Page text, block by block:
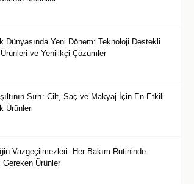
Dünyasında Yeni Dönem: Teknoloji Destekli
Ürünleri ve Yenilikçi Çözümler
Sırrı: Cilt, Saç ve Makyaj İçin En Etkili
Ürünleri
Vazgeçilmezleri: Her Bakım Rutininde
Gereken Ürünler